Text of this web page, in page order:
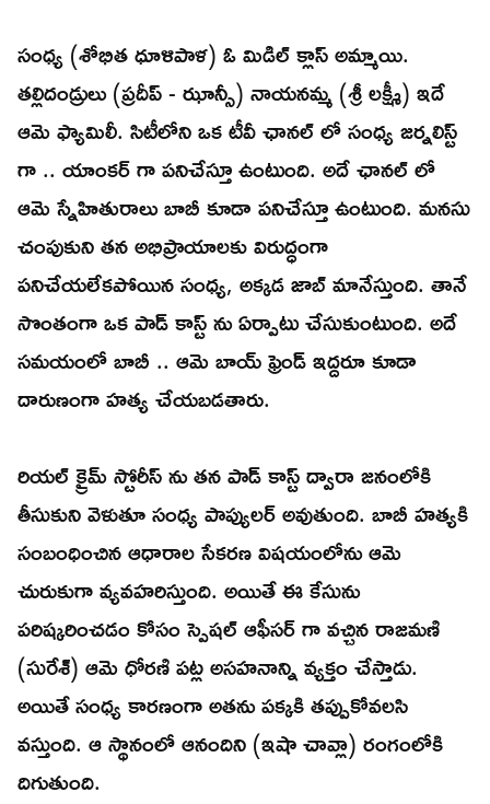
సంధ్య (శోభిత ధూళిపాళ) ఓ మిడిల్ క్లాస్ అమ్మాయి.
తల్లిదండ్రులు (ప్రదీప్ - ఝాన్సీ) నాయనమ్మ (శ్రీ లక్ష్మీ) ఇదే
ఆమె ఫ్యామిలీ. సిటీలోని ఒక టీవీ ఛానల్ లో సంధ్య జర్నలిస్ట్
గా .. యాంకర్ గా పనిచేస్తూ ఉంటుంది. అదే ఛానల్ లో
ఆమె స్నేహితురాలు బాబీ కూడా పనిచేస్తూ ఉంటుంది. మనసు
చంపుకుని తన అభిప్రాయాలకు విరుద్ధంగా
పనిచేయలేకపోయిన సంధ్య, అక్కడ జాబ్ మానేస్తుంది. తానే
సొంతంగా ఒక పాడ్ కాస్ట్ ను ఏర్పాటు చేసుకుంటుంది. అదే
సమయంలో బాబీ .. ఆమె బాయ్ ఫ్రెండ్ ఇద్దరూ కూడా
దారుణంగా హత్య చేయబడతారు.
రియల్ క్రైమ్ స్టోరీస్ ను తన పాడ్ కాస్ట్ ద్వారా జనంలోకి
తీసుకుని వెళుతూ సంధ్య పాప్యులర్ అవుతుంది. బాబీ హత్యకి
సంబంధించిన ఆధారాల సేకరణ విషయంలోను ఆమె
చురుకుగా వ్యవహరిస్తుంది. అయితే ఈ కేసును
పరిష్కరించడం కోసం స్పెషల్ ఆఫీసర్ గా వచ్చిన రాజమణి
(సురేశ్) ఆమె ధోరణి పట్ల అసహనాన్ని వ్యక్తం చేస్తాడు.
అయితే సంధ్య కారణంగా అతను పక్కకి తప్పుకోవలసి
వస్తుంది. ఆ స్థానంలో ఆనందిని (ఇషా చావ్లా) రంగంలోకి
దిగుతుంది.